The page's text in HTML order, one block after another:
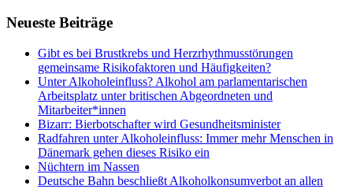
Neueste Beiträge
Gibt es bei Brustkrebs und Herzrhythmusstörungen
gemeinsame Risikofaktoren und Häufigkeiten?
Unter Alkoholeinfluss? Alkohol am parlamentarischen
Arbeitsplatz unter britischen Abgeordneten und
Mitarbeiter*innen
Bizarr: Bierbotschafter wird Gesundheitsminister
Radfahren unter Alkoholeinfluss: Immer mehr Menschen in
Dänemark gehen dieses Risiko ein
Nüchtern im Nassen
Deutsche Bahn beschließt Alkoholkonsumverbot an allen